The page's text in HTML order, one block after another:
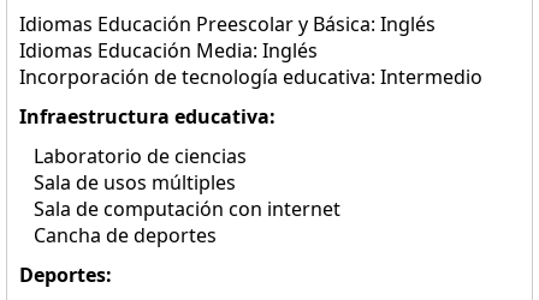
Idiomas Educación Preescolar y Básica: Inglés
Idiomas Educación Media: Inglés
Incorporación de tecnología educativa: Intermedio
Infraestructura educativa:
Laboratorio de ciencias
Sala de usos múltiples
Sala de computación con internet
Cancha de deportes
Deportes: